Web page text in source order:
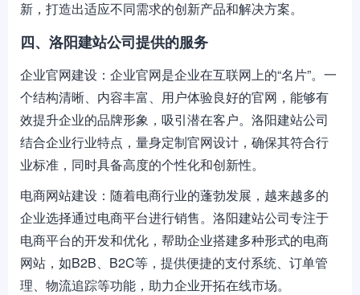
新，打造出适应不同需求的创新产品和解决方案。
四、洛阳建站公司提供的服务
企业官网建设：企业官网是企业在互联网上的“名片”。一
个结构清晰、内容丰富、用户体验良好的官网，能够有
效提升企业的品牌形象，吸引潜在客户。洛阳建站公司
结合企业行业特点，量身定制官网设计，确保其符合行
业标准，同时具备高度的个性化和创新性。
电商网站建设：随着电商行业的蓬勃发展，越来越多的
企业选择通过电商平台进行销售。洛阳建站公司专注于
电商平台的开发和优化，帮助企业搭建多种形式的电商
网站，如B2B、B2C等，提供便捷的支付系统、订单管
理、物流追踪等功能，助力企业开拓在线市场。